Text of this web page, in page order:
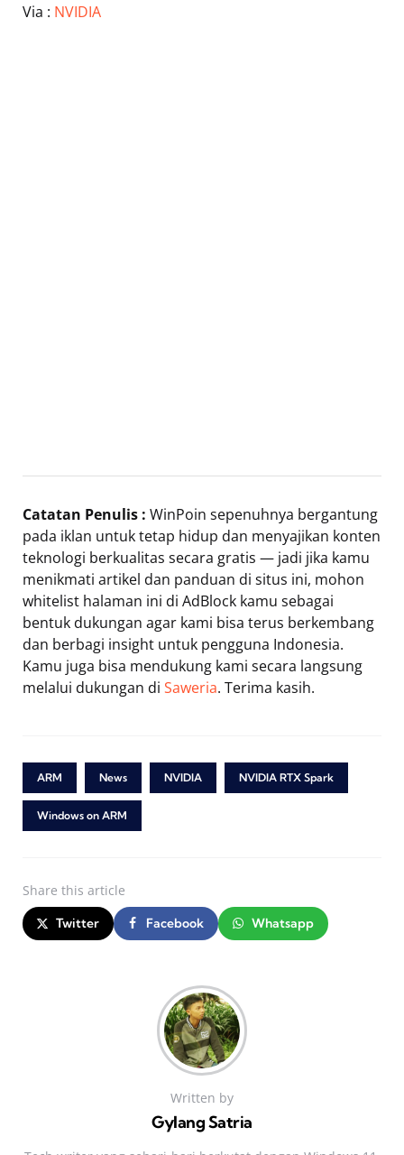
Via : NVIDIA
Catatan Penulis : WinPoin sepenuhnya bergantung
pada iklan untuk tetap hidup dan menyajikan konten
teknologi berkualitas secara gratis — jadi jika kamu
menikmati artikel dan panduan di situs ini, mohon
whitelist halaman ini di AdBlock kamu sebagai
bentuk dukungan agar kami bisa terus berkembang
dan berbagi insight untuk pengguna Indonesia.
Kamu juga bisa mendukung kami secara langsung
melalui dukungan di Saweria. Terima kasih.
ARM News NVIDIA NVIDIA RTX Spark
Windows on ARM
Share this article
Twitter Facebook Whatsapp
Written by
Gylang Satria